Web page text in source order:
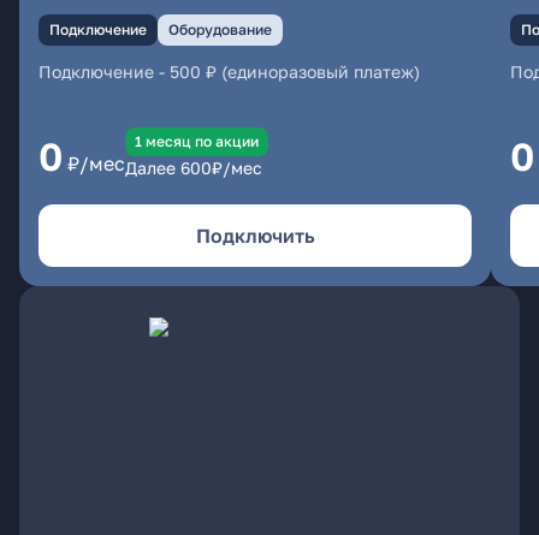
Подключение Оборудование
Подключение - 500 ₽ (единоразовый платеж)
0 ₽/мес
1 месяц по акции
Далее 600₽/мес
Подключить
0